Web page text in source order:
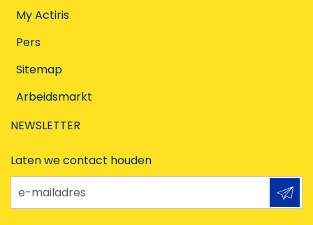
My Actiris
Pers
Sitemap
Arbeidsmarkt
NEWSLETTER
Laten we contact houden
e-mailadres